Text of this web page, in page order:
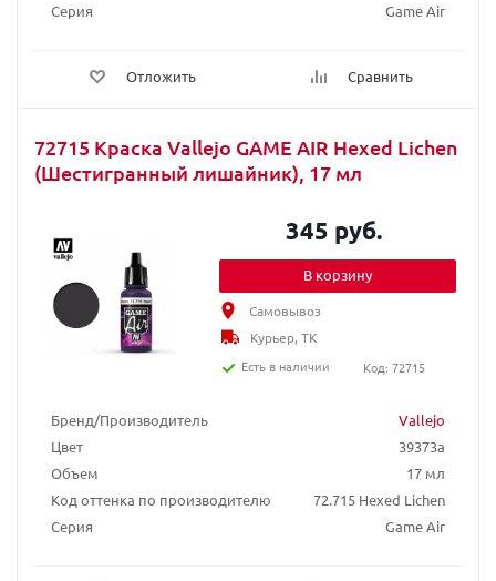
Серия
Game Air
Отложить Сравнить
72715 Краска Vallejo GAME AIR Hexed Lichen
(Шестигранный лишайник), 17 мл
Бренд/Производитель
Vallejo
Цвет
39373a
Объем
17 мл
Код оттенка по производителю
72.715 Hexed Lichen
Серия
Game Air
345 руб.
В корзину
Самовывоз
Курьер, ТК
Есть в наличии
Код: 72715